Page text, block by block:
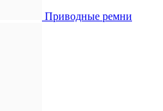
Приводные ремни